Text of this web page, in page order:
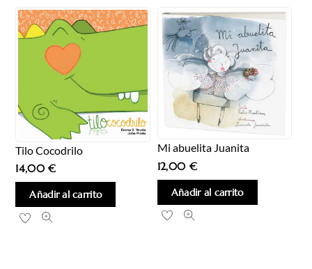
Tilo Cocodrilo
14,00€
Añadir al carrito
Mi abuelita Juanita
12,00 €
Añadir al carrito